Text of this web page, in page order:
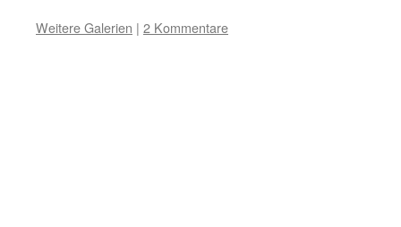
Weitere Galerien | 2 Kommentare